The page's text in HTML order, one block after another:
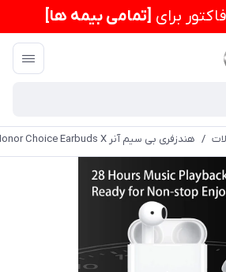
برای [تمامی بیمه ها]
/ هندزفری بی سیم آنر Honor Choice Earbuds X